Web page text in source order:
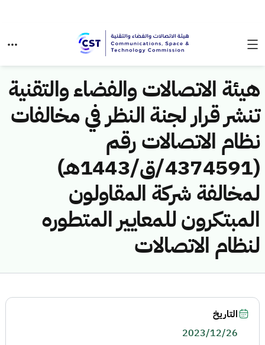
هيئة الاتصالات والفضاء والتقنية
تنشر قرار لجنة النظر في مخالفات
نظام الاتصالات رقم
(4374591/ق/1443هـ)
لمخالفة شركة المقاولون
المبتكرون للمعايير المتطوره
لنظام الاتصالات
التاريخ
2023/12/26